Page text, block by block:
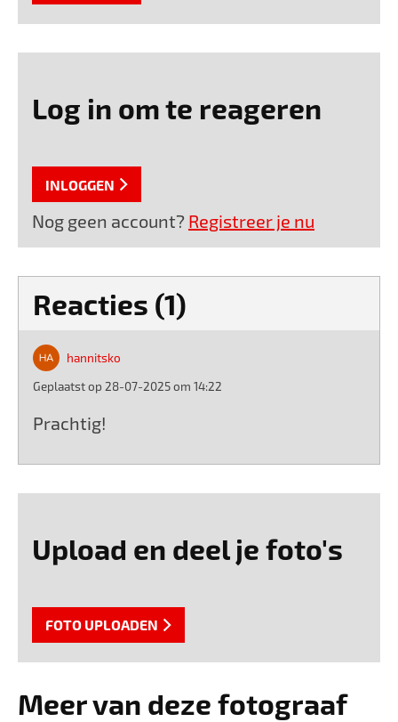
Log in om te reageren
INLOGGEN
Nog geen account? Registreer je nu
Reacties (1)
hannitsko
Geplaatst op 28-07-2025 om 14:22
Prachtig!
Upload en deel je foto's
FOTO UPLOADEN
Meer van deze fotograaf